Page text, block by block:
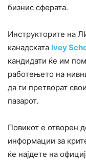
бизнис сферата.
Инструкторите на
канадската Ivey
кандидати ќе им
работењето на
да ги претворат
пазарот.
Повикот е отворен
информации за
ќе најдете на